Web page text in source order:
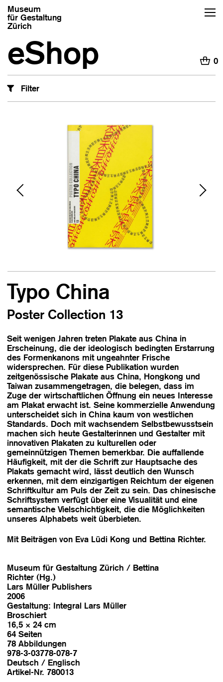
Museum
für Gestaltung
Zürich
eShop H 0
Filter
‹
›
Typo China
Poster Collection 13
Seit wenigen Jahren treten Plakate aus China in
Erscheinung, die der ideologisch bedingten Erstarrung
des Formenkanons mit ungeahnter Frische
widersprechen. Für diese Publikation wurden
zeitgenössische Plakate aus China, Hongkong und
Taiwan zusammengetragen, die belegen, dass im
Zuge der wirtschaftlichen Öffnung ein neues Interesse
am Plakat erwacht ist. Seine kommerzielle Anwendung
unterscheidet sich in China kaum von westlichen
Standards. Doch mit wachsendem Selbstbewusstsein
machen sich heute Gestalterinnen und Gestalter mit
innovativen Plakaten zu kulturellen oder
gemeinnützigen Themen bemerkbar. Die auffallende
Häufigkeit, mit der die Schrift zur Hauptsache des
Plakats gemacht wird, lässt deutlich den Wunsch
erkennen, mit dem einzigartigen Reichtum der eigenen
Schriftkultur am Puls der Zeit zu sein. Das chinesische
Schriftsystem verfügt über eine Visualität und eine
semantische Vielschichtigkeit, die die Möglichkeiten
unseres Alphabets weit überbieten.
Mit Beiträgen von Eva Lüdi Kong und Bettina Richter.
Museum für Gestaltung Zürich / Bettina
Richter (Hg.)
Lars Müller Publishers
2006
Gestaltung: Integral Lars Müller
Broschiert
16,5 × 24 cm
64 Seiten
78 Abbildungen
978-3-03778-078-7
Deutsch / Englisch
Artikel-Nr. 780013